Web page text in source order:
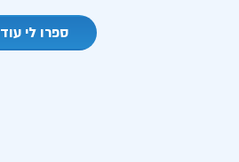
ספרו לי עוד